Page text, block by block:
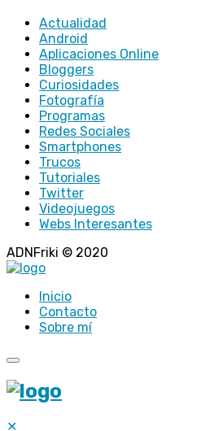
Actualidad
Android
Aplicaciones Online
Bloggers
Curiosidades
Fotografía
Programas
Redes Sociales
Smartphones
Trucos
Tutoriales
Twitter
Videojuegos
Webs Interesantes
ADNFriki © 2020
Inicio
Contacto
Sobre mí
✕